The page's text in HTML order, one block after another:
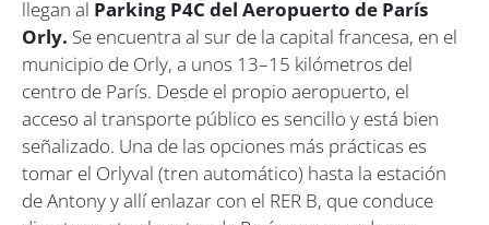
llegan al Parking P4C del Aeropuerto de París
Orly. Se encuentra al sur de la capital francesa, en el
municipio de Orly, a unos 13–15 kilómetros del
centro de París. Desde el propio aeropuerto, el
acceso al transporte público es sencillo y está bien
señalizado. Una de las opciones más prácticas es
tomar el Orlyval (tren automático) hasta la estación
de Antony y allí enlazar con el RER B, que conduce